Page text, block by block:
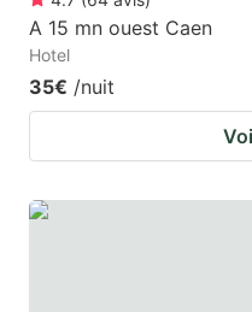
A 15 mn ouest Caen
Hotel
35€ /nuit